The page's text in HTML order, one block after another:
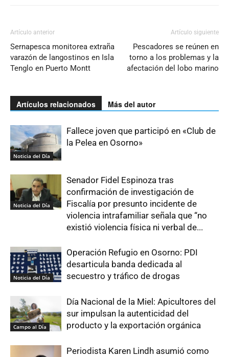
Artículo anterior
Sernapesca monitorea extraña
varazón de langostinos en Isla
Tenglo en Puerto Montt
Artículo siguiente
Pescadores se reúnen en
torno a los problemas y la
afectación del lobo marino
Artículos relacionados Más del autor
Noticia del Día
Fallece joven que participó en «Club de
la Pelea en Osorno»
Noticia del Día
Senador Fidel Espinoza tras
confirmación de investigación de
Fiscalía por presunto incidente de
violencia intrafamiliar señala que “no
existió violencia física ni verbal de...
Noticia del Día
Operación Refugio en Osorno: PDI
desarticula banda dedicada al
secuestro y tráfico de drogas
Campo al Día
Día Nacional de la Miel: Apicultores del
sur impulsan la autenticidad del
producto y la exportación orgánica
Periodista Karen Lindh asumió como